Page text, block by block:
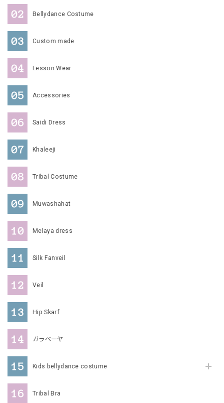
Bellydance Costume
Custom made
Lesson Wear
Accessories
Saidi Dress
Khaleeji
Tribal Costume
Muwashahat
Melaya dress
Silk Fanveil
Veil
Hip Skarf
ガラベーヤ
Kids bellydance costume
Tribal Bra